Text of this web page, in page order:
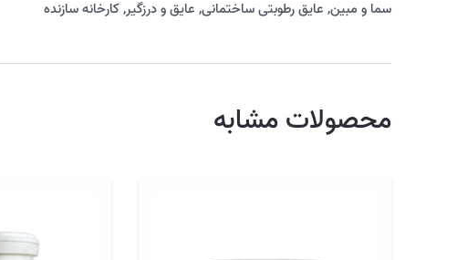
سما و مبین, عایق رطوبتی ساختمانی, عایق و درزگیر,کارخانه سازنده
محصولات مشابه